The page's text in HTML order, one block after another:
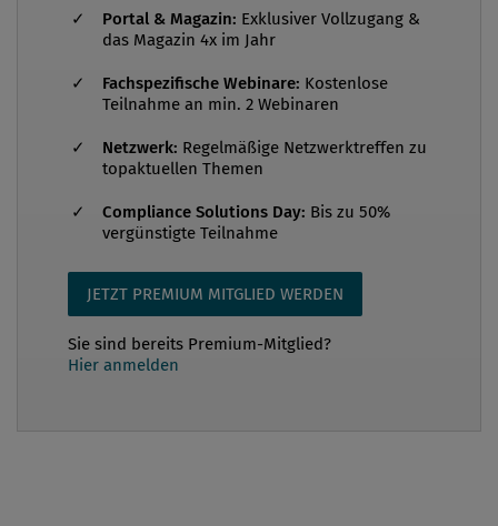
Identifikationsverordnung, kurz Online-IDV) für
rein biometrisches Verfahren bei der Online-
bekommen beaufsichtigte Unternehmen künftig die
Möglichkeit, im Rahmen des Geldwäschegesetzes
die Neukunden-Prüfung per vollautomatischer
Fernidentifikation durchzuführen. Aussch...
Portal & Magazin: Exklusiver Vollzugang &
das Magazin 4x im Jahr
Fachspezifische Webinare: Kostenlose
Teilnahme an min. 2 Webinaren
Netzwerk: Regelmäßige Netzwerktreffen zu
topaktuellen Themen
Compliance Solutions Day: Bis zu 50%
vergünstigte Teilnahme
JETZT PREMIUM MITGLIED WERDEN
Sie sind bereits Premium-Mitglied?
Hier anmelden